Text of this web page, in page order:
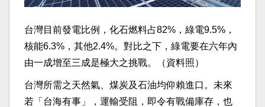
台灣目前發電比例，化石燃料占82%，綠電9.5%，
核能6.3%，其他2.4%。對比之下，綠電要在六年內
由一成增至三成是極大之挑戰。（資料照）
台灣所需之天然氣、煤炭及石油均仰賴進口。未來
若「台海有事」，運輸受阻，即令有戰備庫存，也